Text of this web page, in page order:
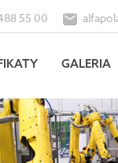
55 00
GALERIA